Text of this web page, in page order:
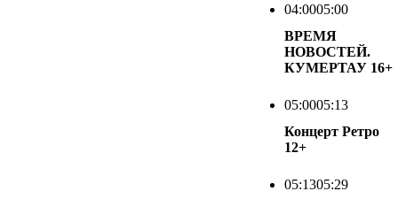
04:0005:00
ВРЕМЯ
НОВОСТЕЙ.
КУМЕРТАУ 16+
05:0005:13
Концерт Ретро
12+
05:1305:29